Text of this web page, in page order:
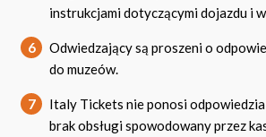
instrukcjami dotyczącymi dojazdu i
6
Odwiedzający są proszeni o
do muzeów.
7
Italy Tickets nie ponosi
brak obsługi spowodowany przez